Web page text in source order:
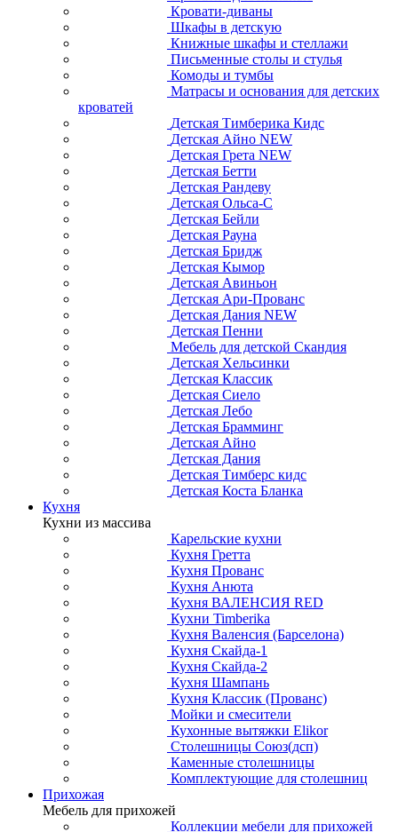
Кровати-диваны
Шкафы в детскую
Книжные шкафы и стеллажи
Письменные столы и стулья
Комоды и тумбы
Матрасы и основания для детских
кроватей
Детская Тимберика Кидс
Детская Айно NEW
Детская Грета NEW
Детская Бетти
Детская Рандеву
Детская Ольса-С
Детская Бейли
Детская Рауна
Детская Бридж
Детская Кымор
Детская Авиньон
Детская Ари-Прованс
Детская Дания NEW
Детская Пенни
Мебель для детской Скандия
Детская Хельсинки
Детская Классик
Детская Сиело
Детская Лебо
Детская Брамминг
Детская Айно
Детская Дания
Детская Тимберс кидс
Детская Коста Бланка
Кухня
Кухни из массива
Карельские кухни
Кухня Гретта
Кухня Прованс
Кухня Анюта
Кухня ВАЛЕНСИЯ RED
Кухни Timberika
Кухня Валенсия (Барселона)
Кухня Скайда-1
Кухня Скайда-2
Кухня Шампань
Кухня Классик (Прованс)
Мойки и смесители
Кухонные вытяжки Elikor
Столешницы Союз(дсп)
Каменные столешницы
Комплектующие для столешниц
Прихожая
Мебель для прихожей
Коллекции мебели для прихожей